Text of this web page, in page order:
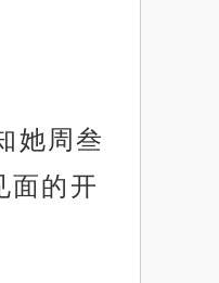
她周叁
面的开